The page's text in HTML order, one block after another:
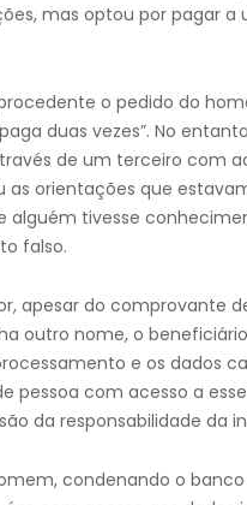
mas optou por pagar
o pedido do
duas vezes”. No
de um terceiro com
as orientações que
alguém tivesse
falso.
apesar do comprovante
outro nome, o
e os dados
pessoa com acesso a
da responsabilidade da
condenando o